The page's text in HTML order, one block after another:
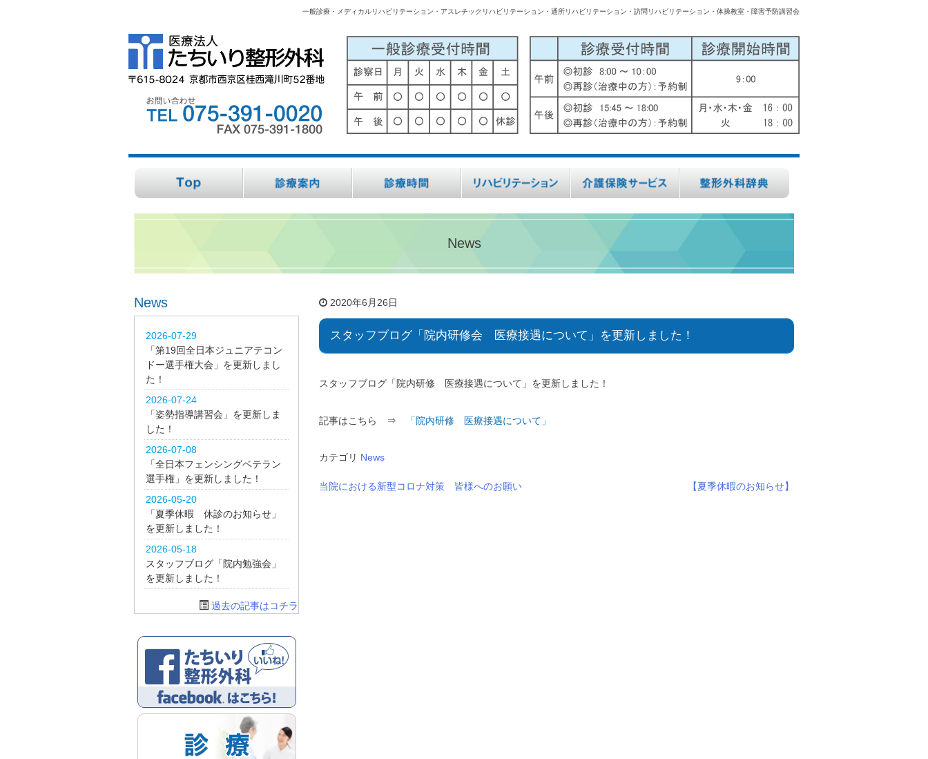
一般診療・メディカルリハビリテーション・アスレチックリハビリテーション・通所リハビリテーション・訪問リハビリテーション・体操教室・障害予防講習会
News
2020年6月26日
スタッフブログ「院内研修会 医療接遇について」を更新しました！
スタッフブログ「院内研修 医療接遇について」を更新しました！
記事はこちら ⇒ 「院内研修 医療接遇について」
カテゴリ News
当院における新型コロナ対策 皆様へのお願い 【夏季休暇のお知らせ】
News
2026-07-29
「第19回全日本ジュニアテコン
ドー選手権大会」を更新しまし
た！
2026-07-24
「姿勢指導講習会」を更新しま
した！
2026-07-08
「全日本フェンシングベテラン
選手権」を更新しました！
2026-05-20
「夏季休暇 休診のお知らせ」
を更新しました！
2026-05-18
スタッフブログ「院内勉強会」
を更新しました！
過去の記事はコチラ